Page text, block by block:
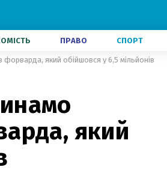
ПРАВО СПОРТ
який обійшовся у 6,5 мільйонів
який